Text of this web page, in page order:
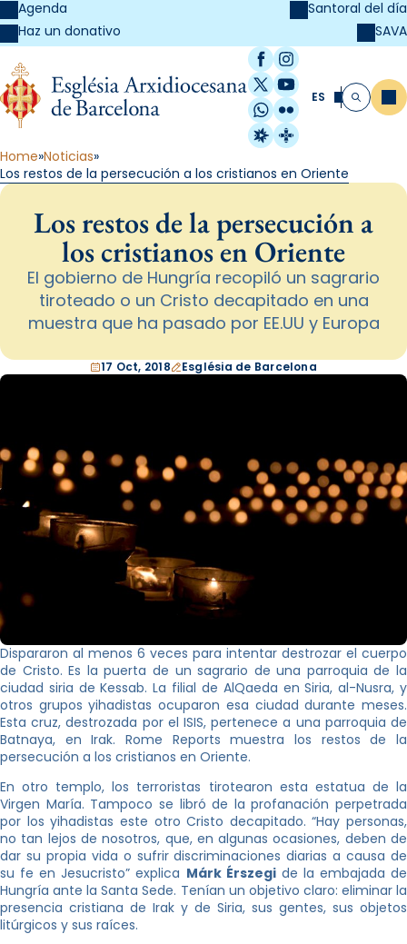
Agenda
Haz un donativo
Santoral del día
SAVA
Facebook
Instagram
X / Twitter
YouTube
WhatsApp
Flickr
Radio Estel
Catalunya
ES Buscar
Home Noticias
Los restos de la persecución a los cristianos en Oriente
Los restos de la persecución a
los cristianos en Oriente
El gobierno de Hungría recopiló un sagrario
tiroteado o un Cristo decapitado en una
muestra que ha pasado por EE.UU y Europa
17 Oct, 2018 Església de Barcelona
Dispararon al menos 6 veces para intentar destrozar el cuerpo
de Cristo. Es la puerta de un sagrario de una parroquia de la
ciudad siria de Kessab. La filial de AlQaeda en Siria, al-Nusra, y
otros grupos yihadistas ocuparon esa ciudad durante meses.
Esta cruz, destrozada por el ISIS, pertenece a una parroquia de
Batnaya, en Irak. Rome Reports muestra los restos de la
persecución a los cristianos en Oriente.
En otro templo, los terroristas tirotearon esta estatua de la
Virgen María. Tampoco se libró de la profanación perpetrada
por los yihadistas este otro Cristo decapitado. “Hay personas,
no tan lejos de nosotros, que, en algunas ocasiones, deben de
dar su propia vida o sufrir discriminaciones diarias a causa de
su fe en Jesucristo” explica Márk Érszegide la embajada de
Hungría ante la Santa Sede. Tenían un objetivo claro: eliminar la
presencia cristiana de Irak y de Siria, sus gentes, sus objetos
litúrgicos y sus raíces.